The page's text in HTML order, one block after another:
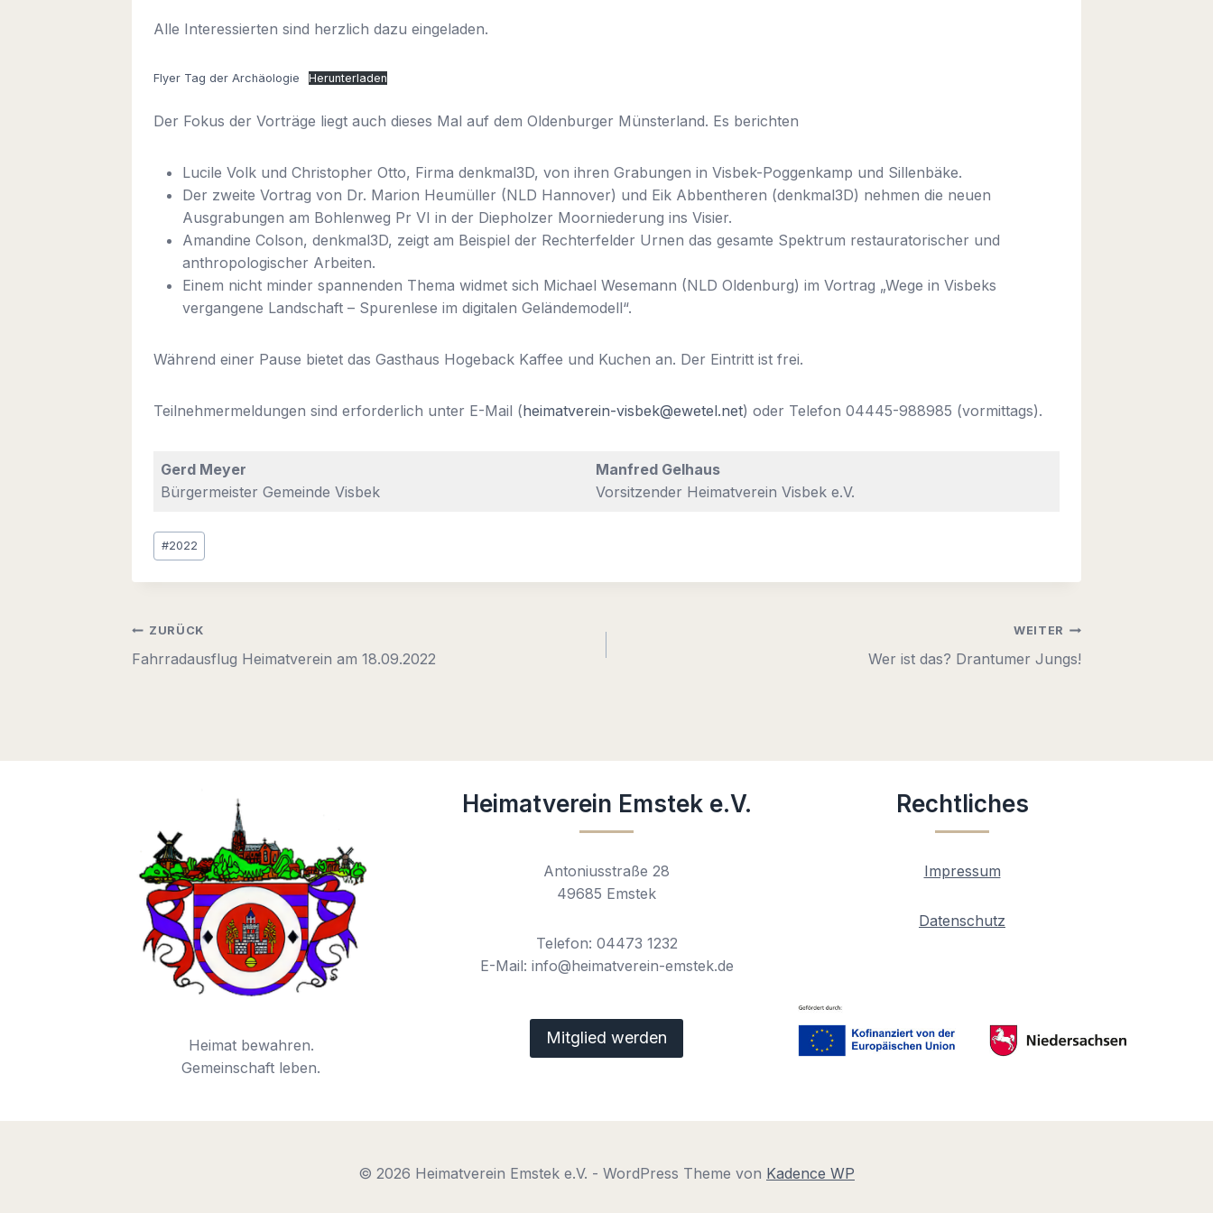
Alle Interessierten sind herzlich dazu eingeladen.
Flyer Tag der Archäologie Herunterladen
Der Fokus der Vorträge liegt auch dieses Mal auf dem Oldenburger Münsterland. Es berichten
Lucile Volk und Christopher Otto, Firma denkmal3D, von ihren Grabungen in Visbek-Poggenkamp und Sillenbäke.
Der zweite Vortrag von Dr. Marion Heumüller (NLD Hannover) und Eik Abbentheren (denkmal3D) nehmen die neuen
Ausgrabungen am Bohlenweg Pr VI in der Diepholzer Moorniederung ins Visier.
Amandine Colson, denkmal3D, zeigt am Beispiel der Rechterfelder Urnen das gesamte Spektrum restauratorischer und
anthropologischer Arbeiten.
Einem nicht minder spannenden Thema widmet sich Michael Wesemann (NLD Oldenburg) im Vortrag „Wege in Visbeks
vergangene Landschaft – Spurenlese im digitalen Geländemodell“.
Während einer Pause bietet das Gasthaus Hogeback Kaffee und Kuchen an. Der Eintritt ist frei.
Teilnehmermeldungen sind erforderlich unter E-Mail (heimatverein-visbek@ewetel.net) oder Telefon 04445-988985 (vormittags).
Gerd Meyer
Bürgermeister Gemeinde Visbek
Manfred Gelhaus
Vorsitzender Heimatverein Visbek e.V.
Schlagworte:
#2022
Beitragsnavigation
ZURÜCK
Fahrradausflug Heimatverein am 18.09.2022
WEITER
Wer ist das? Drantumer Jungs!
Heimat bewahren.
Gemeinschaft leben.
Heimatverein Emstek e.V.
Antoniusstraße 28
49685 Emstek
Telefon: 04473 1232
E-Mail: info@heimatverein-emstek.de
Mitglied werden
Rechtliches
Impressum
Datenschutz
© 2026 Heimatverein Emstek e.V. - WordPress Theme von Kadence WP